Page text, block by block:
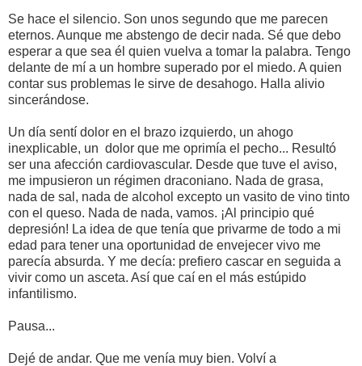
Se hace el silencio. Son unos segundo que me parecen
eternos. Aunque me abstengo de decir nada. Sé que debo
esperar a que sea él quien vuelva a tomar la palabra. Tengo
delante de mí a un hombre superado por el miedo. A quien
contar sus problemas le sirve de desahogo. Halla alivio
sincerándose.
Un día sentí dolor en el brazo izquierdo, un ahogo
inexplicable, un dolor que me oprimía el pecho... Resultó
ser una afección cardiovascular. Desde que tuve el aviso,
me impusieron un régimen draconiano. Nada de grasa,
nada de sal, nada de alcohol excepto un vasito de vino tinto
con el queso. Nada de nada, vamos. ¡Al principio qué
depresión! La idea de que tenía que privarme de todo a mi
edad para tener una oportunidad de envejecer vivo me
parecía absurda. Y me decía: prefiero cascar en seguida a
vivir como un asceta. Así que caí en el más estúpido
infantilismo.
Pausa...
Dejé de andar. Que me venía muy bien. Volví a